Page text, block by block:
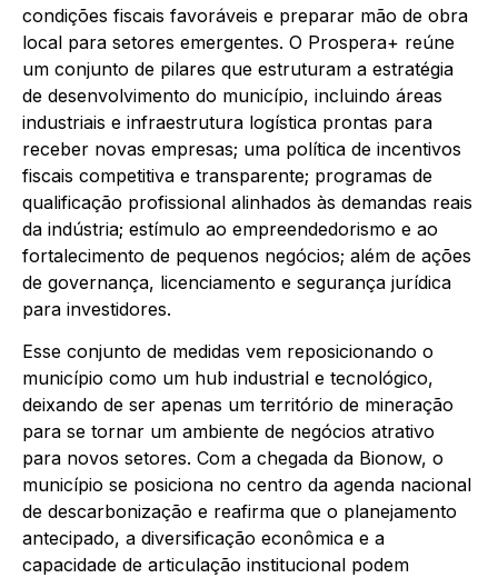
condições fiscais favoráveis e preparar mão de obra
local para setores emergentes. O Prospera+ reúne
um conjunto de pilares que estruturam a estratégia
de desenvolvimento do município, incluindo áreas
industriais e infraestrutura logística prontas para
receber novas empresas; uma política de incentivos
fiscais competitiva e transparente; programas de
qualificação profissional alinhados às demandas reais
da indústria; estímulo ao empreendedorismo e ao
fortalecimento de pequenos negócios; além de ações
de governança, licenciamento e segurança jurídica
para investidores.
Esse conjunto de medidas vem reposicionando o
município como um hub industrial e tecnológico,
deixando de ser apenas um território de mineração
para se tornar um ambiente de negócios atrativo
para novos setores. Com a chegada da Bionow, o
município se posiciona no centro da agenda nacional
de descarbonização e reafirma que o planejamento
antecipado, a diversificação econômica e a
capacidade de articulação institucional podem